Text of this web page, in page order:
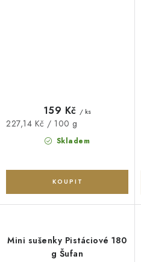
Skladem
159 Kč / ks
Měrná
227,14 Kč / 100 g
Mini sušenky Pistáciové 180
g Šufan